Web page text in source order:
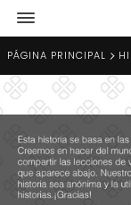
PÁGINA PRINCIPAL